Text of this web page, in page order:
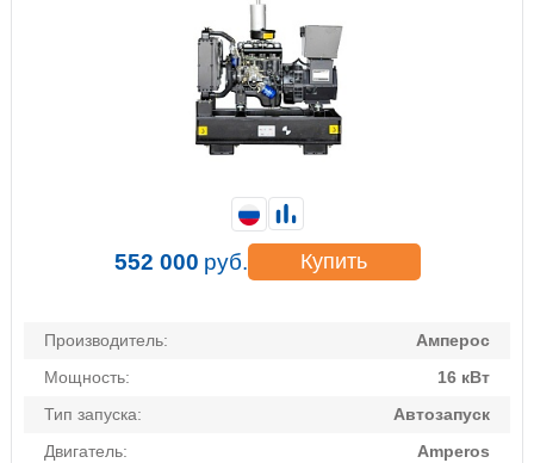
Производитель:
Амперос
Мощность:
16 кВт
Тип запуска:
Автозапуск
Двигатель:
Amperos
552 000 руб. Купить